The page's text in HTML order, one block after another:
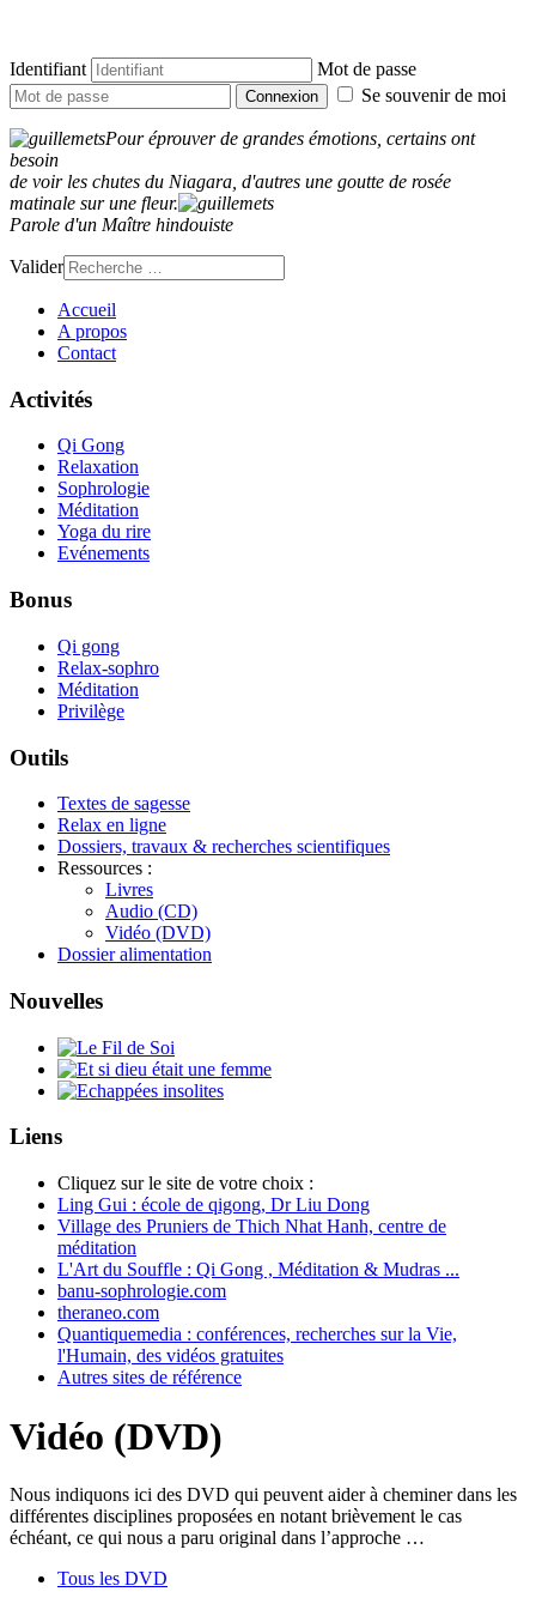
Identifiant Mot de passe
Connexion Se souvenir de moi
Pour éprouver de grandes émotions, certains ont
besoin
de voir les chutes du Niagara, d'autres une goutte de rosée
matinale sur une fleur.
Parole d'un Maître hindouiste
Valider
Accueil
A propos
Contact
Activités
Qi Gong
Relaxation
Sophrologie
Méditation
Yoga du rire
Evénements
Bonus
Qi gong
Relax-sophro
Méditation
Privilège
Outils
Textes de sagesse
Relax en ligne
Dossiers, travaux & recherches scientifiques
Ressources :
Livres
Audio (CD)
Vidéo (DVD)
Dossier alimentation
Nouvelles
Liens
Cliquez sur le site de votre choix :
Ling Gui : école de qigong, Dr Liu Dong
Village des Pruniers de Thich Nhat Hanh, centre de
méditation
L'Art du Souffle : Qi Gong , Méditation & Mudras ...
banu-sophrologie.com
theraneo.com
Quantiquemedia : conférences, recherches sur la Vie,
l'Humain, des vidéos gratuites
Autres sites de référence
Vidéo (DVD)
Nous indiquons ici des DVD qui peuvent aider à cheminer dans les
différentes disciplines proposées en notant brièvement le cas
échéant, ce qui nous a paru original dans l’approche …
Tous les DVD